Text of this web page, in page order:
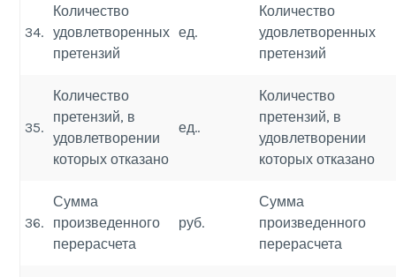
34.
Количество
удовлетворенных
претензий
ед.
Количество
удовлетворенных
претензий
35.
Количество
претензий, в
удовлетворении
которых отказано
ед..
Количество
претензий, в
удовлетворении
которых отказано
36.
Сумма
произведенного
перерасчета
руб.
Сумма
произведенного
перерасчета